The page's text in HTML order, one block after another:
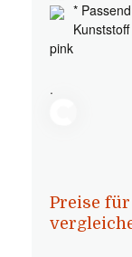
*
pink
.
Preise